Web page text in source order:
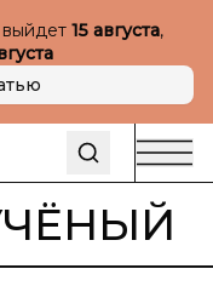
выйдет 15 августа,